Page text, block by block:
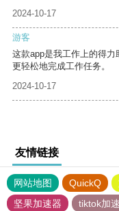
2024-10-17
游客
这款app是我工作上的得
更轻松地完成工作任务。
2024-10-17
友情链接
网站地图 QuickQ
坚果加速器
tiktok加